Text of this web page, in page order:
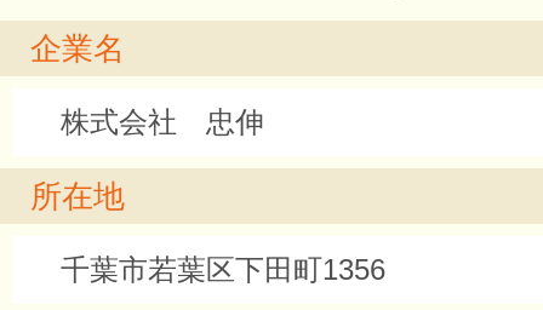
企業名
株式会社 忠伸
所在地
千葉市若葉区下田町1356